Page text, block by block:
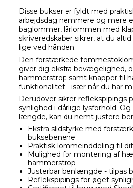
Disse bukser er fyldt med
arbejdsdag nemmere og mere
baglommer, lårlommen med
skriveredskaber sikrer, at du
lige ved hånden.
Den forstærkede
giver dig ekstra bevægelighed,
hammerstrop samt knapper til
funktionalitet - især når du har
Derudover sikrer reflekspipings
synlighed i dårlige lysforhold.
længde, kan du nemt justere
Ekstra slidstyrke med
buksebenene
Praktisk lommeinddeling til
Mulighed for montering af
hammerstrop
Justerbar benlængde - tilpas
Reflekspipings for øget